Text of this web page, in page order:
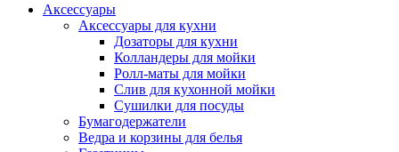
Аксессуары
Аксессуары для кухни
Дозаторы для кухни
Колландеры для мойки
Ролл-маты для мойки
Слив для кухонной мойки
Сушилки для посуды
Бумагодержатели
Ведра и корзины для белья